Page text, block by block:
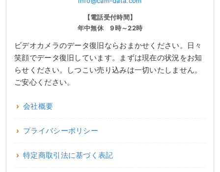
【電話受付時間】
年中無休 9時～22時
ビデオカメラのデータ復旧ならおまかせください。日々
笑顔でデータ復旧しています。まずは現在の状況をお知
らせください。しつこい売り込みは一切いたしません。
ご安心ください。
会社概要
プライバシーポリシー
特定商取引法に基づく表記